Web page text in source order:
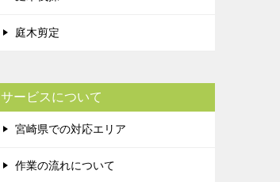
庭木剪定
サービスについて
宮崎県での対応エリア
作業の流れについて